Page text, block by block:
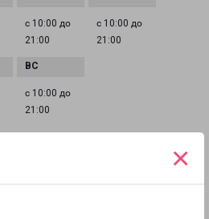
×
с 10:00 до
21:00
с 10:00 до
21:00
с 10:00 до
21:00